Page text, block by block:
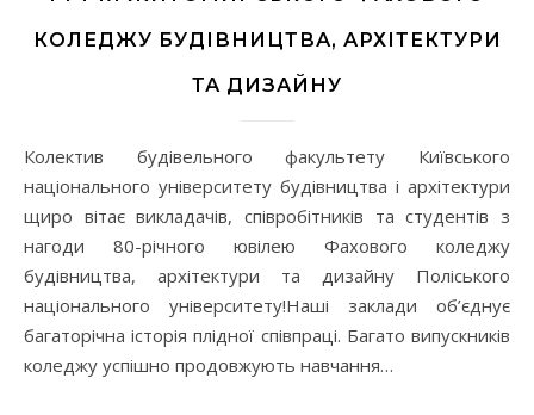
КОЛЕДЖУ БУДІВНИЦТВА, АРХІТЕКТУРИ
ТА ДИЗАЙНУ
Колектив будівельного факультету Київського
національного університету будівництва і архітектури
щиро вітає викладачів, співробітників та студентів з
нагоди 80-річного ювілею Фахового коледжу
будівництва, архітектури та дизайну Поліського
національного університету!Наші заклади об’єднує
багаторічна історія плідної співпраці. Багато випускників
коледжу успішно продовжують навчання…